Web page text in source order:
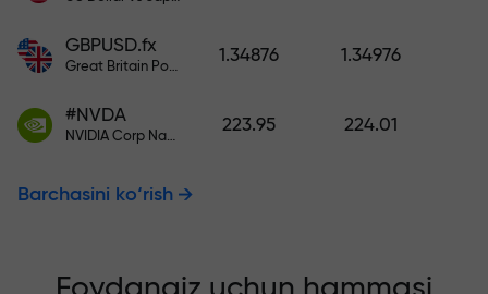
GBPUSD.fx
Great Britain Pound vs US Dollar
1.34876 1.34976
#NVDA
NVIDIA Corp Nasdaq Stock Exchange (Nasdaq) USD
223.95 224.01
Barchasini ko‘rish